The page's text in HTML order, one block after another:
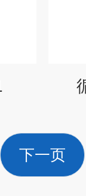
下一页